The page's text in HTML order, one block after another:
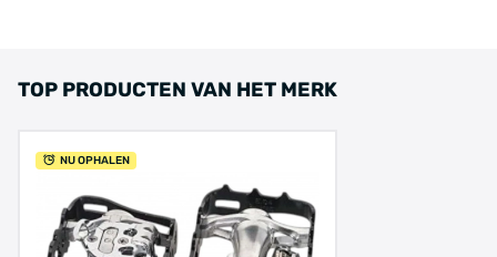
TOP PRODUCTEN VAN HET MERK
NU OPHALEN